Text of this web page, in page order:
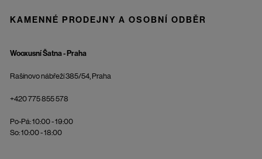
KAMENNÉ PRODEJNY A OSOBNÍ ODBĚR
Wooxusní Šatna - Praha
Rašínovo nábřeží 385/54, Praha
+420 775 855 578
Po-Pá: 10:00 - 19:00
So: 10:00 - 18:00